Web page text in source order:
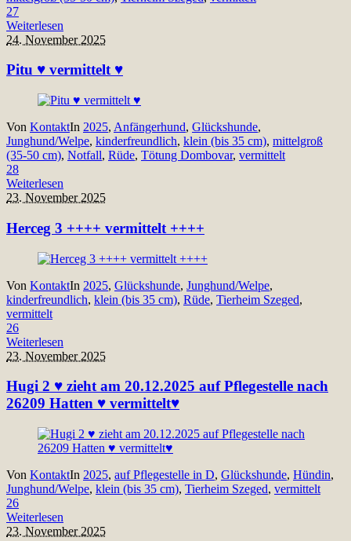
27
Weiterlesen
24. November 2025
Pitu ♥ vermittelt ♥
Von KontaktIn 2025, Anfängerhund, Glückshunde,
Junghund/Welpe, kinderfreundlich, klein (bis 35 cm), mittelgroß
(35-50 cm), Notfall, Rüde, Tötung Dombovar, vermittelt
28
Weiterlesen
23. November 2025
Herceg 3 ++++ vermittelt ++++
Von KontaktIn 2025, Glückshunde, Junghund/Welpe,
kinderfreundlich, klein (bis 35 cm), Rüde, Tierheim Szeged,
vermittelt
26
Weiterlesen
23. November 2025
Hugi 2 ♥ zieht am 20.12.2025 auf Pflegestelle nach
26209 Hatten ♥ vermittelt♥
Von KontaktIn 2025, auf Pflegestelle in D, Glückshunde, Hündin,
Junghund/Welpe, klein (bis 35 cm), Tierheim Szeged, vermittelt
26
Weiterlesen
23. November 2025